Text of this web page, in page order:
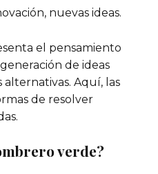
nuevas ideas.
el pensamiento
de ideas
alternativas. Aquí, las
de resolver
verde?